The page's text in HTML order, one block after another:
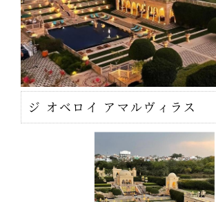
ジ オベロイ アマルヴィラス